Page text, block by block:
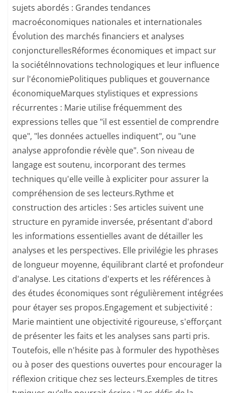
sujets abordés : Grandes tendances
macroéconomiques nationales et internationales​
Évolution des marchés financiers et analyses
conjoncturelles​ Réformes économiques et impact sur
la société​ Innovations technologiques et leur influence
sur l'économie​ Politiques publiques et gouvernance
économique​ Marques stylistiques et expressions
récurrentes : Marie utilise fréquemment des
expressions telles que "il est essentiel de comprendre
que", "les données actuelles indiquent", ou "une
analyse approfondie révèle que". Son niveau de
langage est soutenu, incorporant des termes
techniques qu'elle veille à expliciter pour assurer la
compréhension de ses lecteurs.​ Rythme et
construction des articles : Ses articles suivent une
structure en pyramide inversée, présentant d'abord
les informations essentielles avant de détailler les
analyses et les perspectives. Elle privilégie les phrases
de longueur moyenne, équilibrant clarté et profondeur
d'analyse. Les citations d'experts et les références à
des études économiques sont régulièrement intégrées
pour étayer ses propos.​ Engagement et subjectivité :
Marie maintient une objectivité rigoureuse, s'efforçant
de présenter les faits et les analyses sans parti pris.
Toutefois, elle n'hésite pas à formuler des hypothèses
ou à poser des questions ouvertes pour encourager la
réflexion critique chez ses lecteurs.​ Exemples de titres